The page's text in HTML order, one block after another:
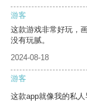
游客
这款游戏非常好玩，
没有玩腻。
2024-08-18
游客
这款app就像我的私人